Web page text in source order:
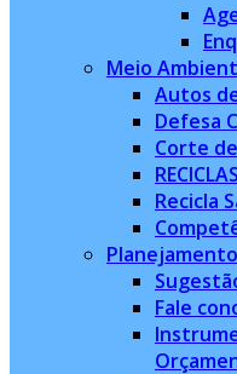
Meio
Autos
Defesa
Corte
Recicla
Planejamento
Fale